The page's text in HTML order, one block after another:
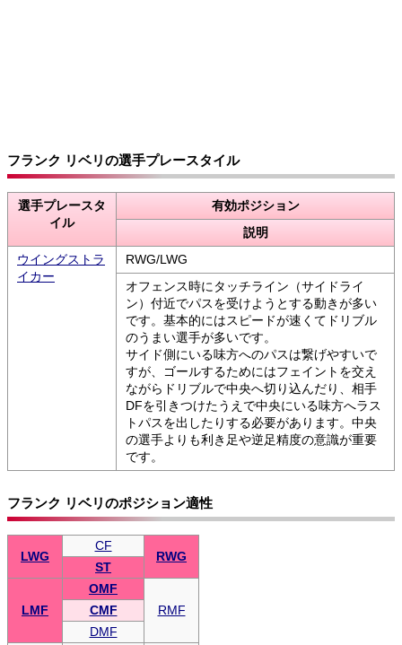
フランク リベリの選手プレースタイル
選手プレースタ
イル
有効ポジション
説明
ウイングストラ
イカー
RWG/LWG
オフェンス時にタッチライン（サイドライ
ン）付近でパスを受けようとする動きが多い
です。基本的にはスピードが速くてドリブル
のうまい選手が多いです。
サイド側にいる味方へのパスは繋げやすいで
すが、ゴールするためにはフェイントを交え
ながらドリブルで中央へ切り込んだり、相手
DFを引きつけたうえで中央にいる味方へラス
トパスを出したりする必要があります。中央
の選手よりも利き足や逆足精度の意識が重要
です。
フランク リベリのポジション適性
LWG
CF
RWG
ST
LMF
OMF
RMF
CMF
DMF